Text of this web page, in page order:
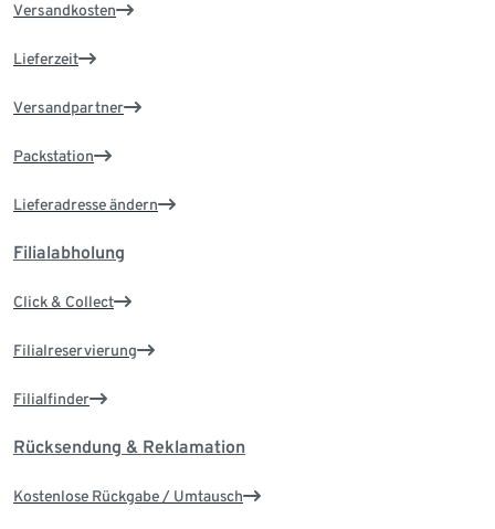
Versandkosten
Lieferzeit
Versandpartner
Packstation
Lieferadresse ändern
Filialabholung
Click & Collect
Filialreservierung
Filialfinder
Rücksendung & Reklamation
Kostenlose Rückgabe / Umtausch